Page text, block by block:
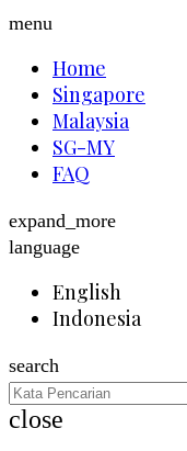
menu
Home
Singapore
Malaysia
SG-MY
FAQ
expand_more
language
English
Indonesia
search
close